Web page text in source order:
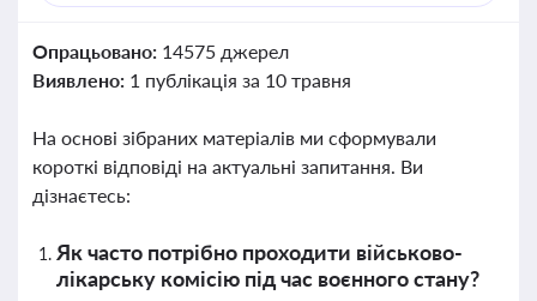
Опрацьовано: 14575 джерел
Виявлено: 1 публікація за 10 травня
На основі зібраних матеріалів ми сформували
короткі відповіді на актуальні запитання. Ви
дізнаєтесь:
Як часто потрібно проходити військово-
лікарську комісію під час воєнного стану?